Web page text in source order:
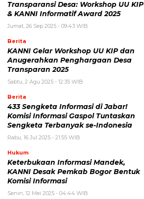
Transparansi Desa: Workshop UU KIP
& KANNI Informatif Award 2025
Jumat, 26 Sep 2025 - 09:43 WIB
Berita
KANNI Gelar Workshop UU KIP dan
Anugerahkan Penghargaan Desa
Transparan 2025
Sabtu, 2 Agu 2025 - 12:35 WIB
Berita
433 Sengketa Informasi di Jabar!
Komisi Informasi Gaspol Tuntaskan
Sengketa Terbanyak se-Indonesia
Rabu, 16 Jul 2025 - 21:55 WIB
Hukum
Keterbukaan Informasi Mandek,
KANNI Desak Pemkab Bogor Bentuk
Komisi Informasi
Senin, 12 Mei 2025 - 04:44 WIB